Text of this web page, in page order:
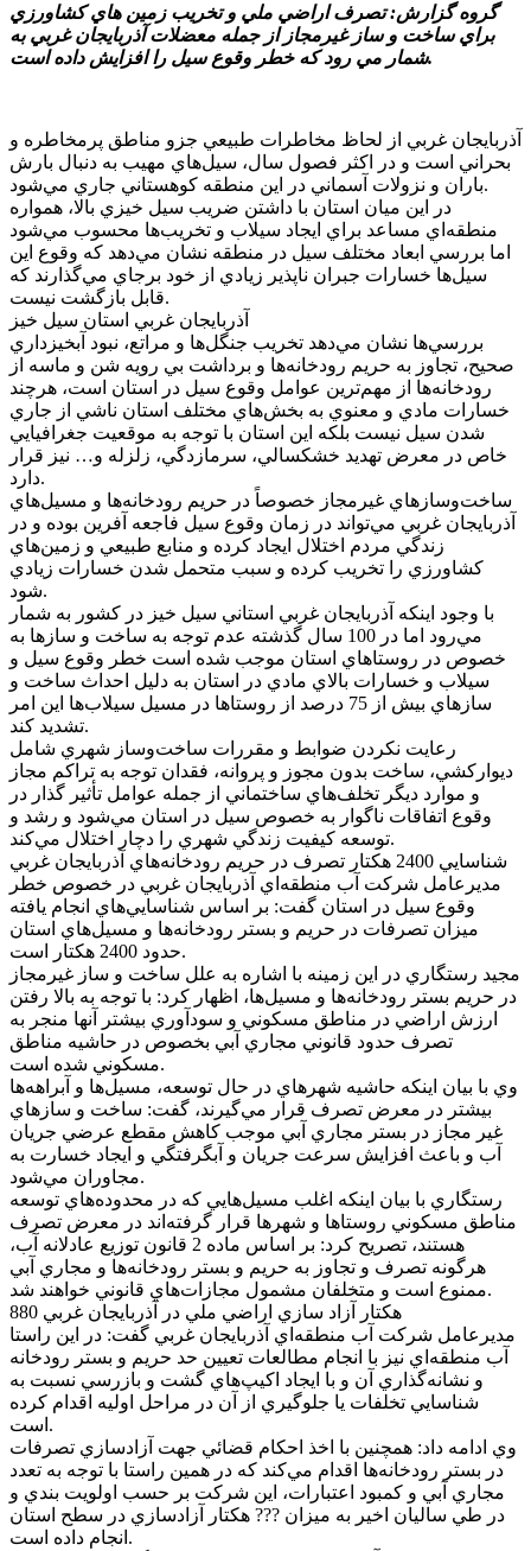
گروه گزارش: تصرف اراضي ملي و تخريب زمين هاي کشاورزي
براي ساخت و ساز غيرمجاز از جمله معضلات آذربايجان غربي به
شمار مي رود که خطر وقوع سيل را افزايش داده است.
آذربايجان غربي از لحاظ مخاطرات طبيعي جزو مناطق پرمخاطره و
بحراني است و در اکثر فصول سال، سيل‌هاي مهيب به دنبال بارش
باران و نزولات آسماني در اين منطقه کوهستاني جاري مي‌شود.
در اين ميان استان با داشتن ضريب سيل خيزي بالا، همواره
منطقه‌اي مساعد براي ايجاد سيلاب و تخريب‌ها محسوب مي‌شود
اما بررسي ابعاد مختلف سيل در منطقه نشان مي‌دهد که وقوع اين
سيل‌ها خسارات جبران ناپذير زيادي از خود برجاي مي‌گذارند که
قابل بازگشت نيست.
آذربايجان غربي استان سيل خيز
بررسي‌ها نشان مي‌دهد تخريب جنگل‌ها و مراتع، نبود آبخيزداري
صحيح، تجاوز به حريم رودخانه‌ها و برداشت بي رويه شن و ماسه از
رودخانه‌ها از مهم‌ترين عوامل وقوع سيل در استان است، هرچند
خسارات مادي و معنوي به بخش‌هاي مختلف استان ناشي از جاري
شدن سيل نيست بلکه اين استان با توجه به موقعيت جغرافيايي
خاص در معرض تهديد خشکسالي، سرمازدگي، زلزله و… نيز قرار
دارد.
ساخت‌وسازهاي غيرمجاز خصوصاً در حريم رودخانه‌ها و مسيل‌هاي
آذربايجان غربي مي‌تواند در زمان وقوع سيل فاجعه آفرين بوده و در
زندگي مردم اختلال ايجاد کرده و منابع طبيعي و زمين‌هاي
کشاورزي را تخريب کرده و سبب متحمل شدن خسارات زيادي
شود.
با وجود اينکه آذربايجان غربي استاني سيل خيز در کشور به شمار
مي‌رود اما در 100 سال گذشته عدم توجه به ساخت و سازها به
خصوص در روستاهاي استان موجب شده است خطر وقوع سيل و
سيلاب و خسارات بالاي مادي در استان به دليل احداث ساخت و
سازهاي بيش از 75 درصد از روستاها در مسيل سيلاب‌ها اين امر
تشديد کند.
رعايت نکردن ضوابط و مقررات ساخت‌وساز شهري شامل
ديوارکشي، ساخت بدون مجوز و پروانه، فقدان توجه به تراکم مجاز
و موارد ديگر تخلف‌هاي ساختماني از جمله عوامل تأثير گذار در
وقوع اتفاقات ناگوار به خصوص سيل در استان مي‌شود و رشد و
توسعه کيفيت زندگي شهري را دچار اختلال مي‌کند.
شناسايي 2400 هکتار تصرف در حريم رودخانه‌هاي آذربايجان غربي
مديرعامل شرکت آب منطقه‌اي آذربايجان غربي در خصوص خطر
وقوع سيل در استان گفت: بر اساس شناسايي‌هاي انجام يافته
ميزان تصرفات در حريم و بستر رودخانه‌ها و مسيل‌هاي استان
حدود 2400 هکتار است.
مجيد رستگاري در اين زمينه با اشاره به علل ساخت و ساز غيرمجاز
در حريم بستر رودخانه‌ها و مسيل‌ها، اظهار کرد: با توجه به بالا رفتن
ارزش اراضي در مناطق مسکوني و سودآوري بيشتر آنها منجر به
تصرف حدود قانوني مجاري آبي بخصوص در حاشيه مناطق
مسکوني شده است.
وي با بيان اينکه حاشيه شهرهاي در حال توسعه، مسيل‌ها و آبراهه‌ها
بيشتر در معرض تصرف قرار مي‌گيرند، گفت: ساخت و سازهاي
غير مجاز در بستر مجاري آبي موجب کاهش مقطع عرضي جريان
آب و باعث افزايش سرعت جريان و آبگرفتگي و ايجاد خسارت به
مجاوران مي‌شود.
رستگاري با بيان اينکه اغلب مسيل‌هايي که در محدوده‌هاي توسعه
مناطق مسکوني روستاها و شهرها قرار گرفته‌اند در معرض تصرف
هستند، تصريح کرد: بر اساس ماده 2 قانون توزيع عادلانه آب،
هرگونه تصرف و تجاوز به حريم و بستر رودخانه‌ها و مجاري آبي
ممنوع است و متخلفان مشمول مجازات‌هاي قانوني خواهند شد.
880 هکتار آزاد سازي اراضي ملي در آذربايجان غربي
مديرعامل شرکت آب منطقه‌اي آذربايجان غربي گفت: در اين راستا
آب منطقه‌اي نيز با انجام مطالعات تعيين حد حريم و بستر رودخانه
و نشانه‌گذاري آن و با ايجاد اکيپ‌هاي گشت و بازرسي نسبت به
شناسايي تخلفات يا جلوگيري از آن در مراحل اوليه اقدام کرده
است.
وي ادامه داد: همچنين با اخذ احکام قضائي جهت آزادسازي تصرفات
در بستر رودخانه‌ها اقدام مي‌کند که در همين راستا با توجه به تعدد
مجاري آبي و کمبود اعتبارات، اين شرکت بر حسب اولويت بندي و
در طي ساليان اخير به ميزان ??? هکتار آزادسازي در سطح استان
انجام داده است.